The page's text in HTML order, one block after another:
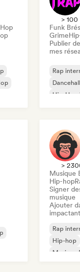
> 100
Funk
Grime
Publier
mes
Rap
Dancehall
Hip-Hop
>
Musique
Hip-hop
Signer
musique
Ajouter
Rap
Hip-hop
Musique